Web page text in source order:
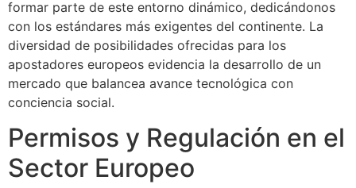
formar parte de este entorno dinámico, dedicándonos
con los estándares más exigentes del continente. La
diversidad de posibilidades ofrecidas para los
apostadores europeos evidencia la desarrollo de un
mercado que balancea avance tecnológica con
conciencia social.
Permisos y Regulación en el
Sector Europeo